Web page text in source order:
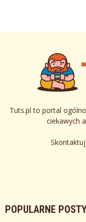
Tuts.pl to portal
ciekawych
POPULARNE